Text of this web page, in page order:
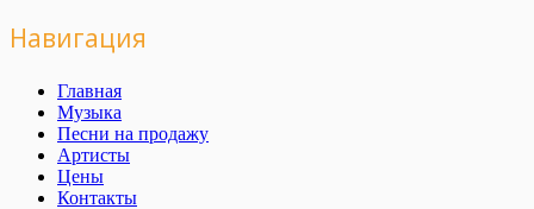
Навигация
Главная
Музыка
Песни на продажу
Артисты
Цены
Контакты